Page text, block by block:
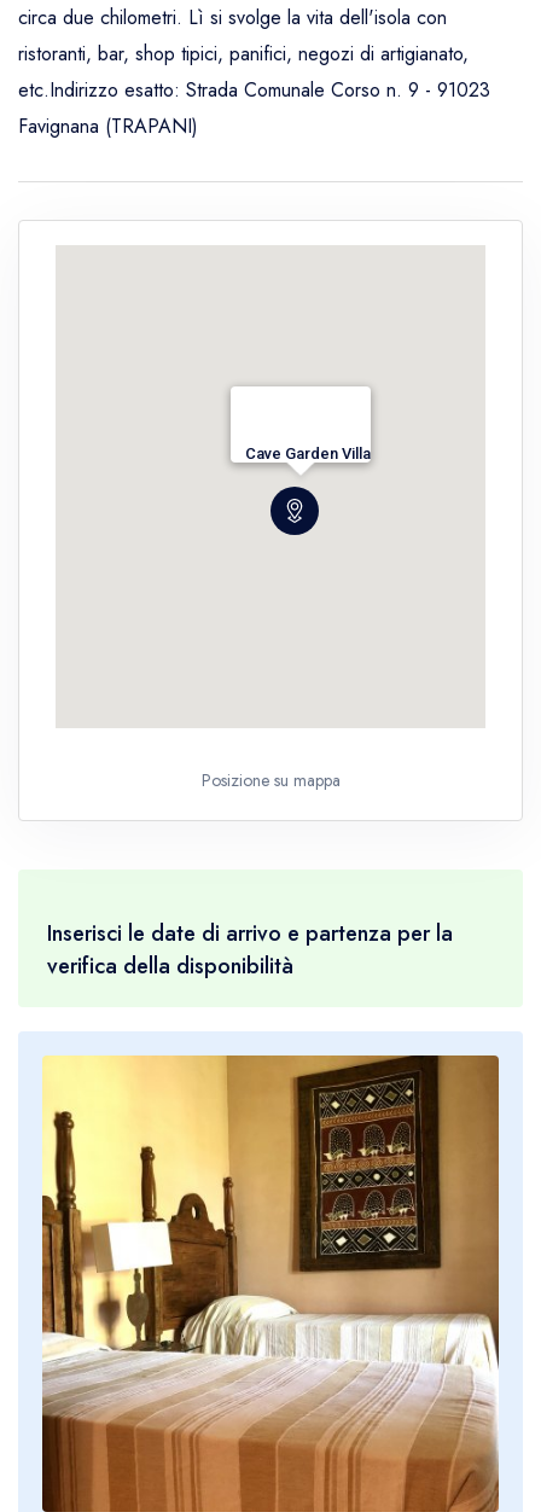
circa due chilometri. Lì si svolge la vita dell'isola con
ristoranti, bar, shop tipici, panifici, negozi di artigianato,
etc.Indirizzo esatto: Strada Comunale Corso n. 9 - 91023
Favignana (TRAPANI)
Cave Garden Villa
Posizione su mappa
Inserisci le date di arrivo e partenza per la
verifica della disponibilità